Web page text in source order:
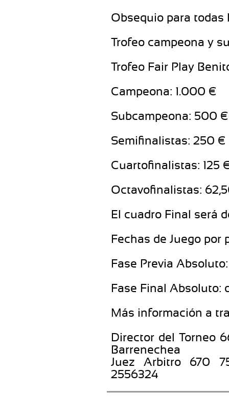
Obsequio para todas
Trofeo campeona y
Trofeo Fair Play
Campeona: 1.000 €
Subcampeona: 500 €
Semifinalistas: 250 €
Cuartofinalistas: 125
Octavofinalistas:
El cuadro Final será
Fechas de Juego por
Fase Previa
Fase Final Absoluto:
Más información a
Director del Torneo
Barrenechea
Juez Arbitro 670
2556324